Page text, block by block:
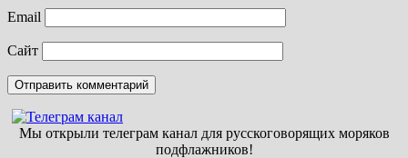
Email
Сайт
Мы открыли телеграм канал для русскоговорящих моряков
подфлажников!